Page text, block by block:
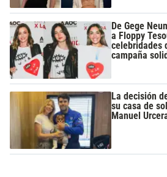
De Gege
a Floppy
celebridades
campaña
La decisión
su casa de
Manuel